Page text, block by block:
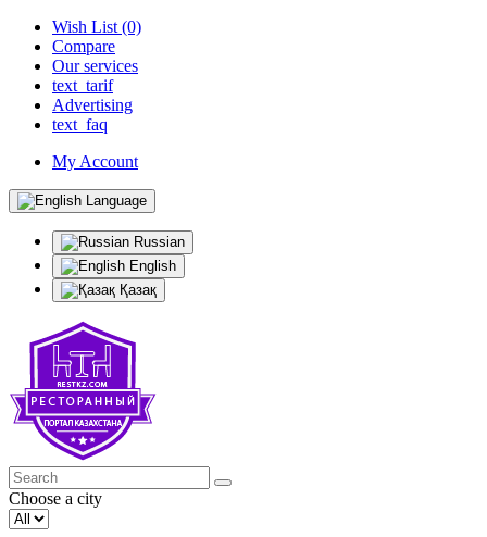
Wish List (0)
Compare
Our services
text_tarif
Advertising
text_faq
My Account
Language
Russian
English
Қазақ
Choose a city